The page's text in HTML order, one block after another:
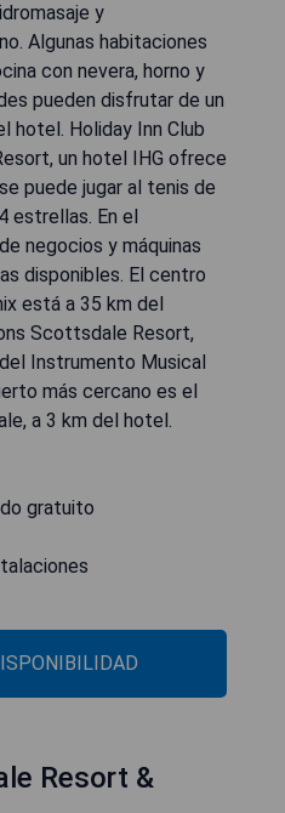
y
Algunas habitaciones
con nevera, horno y
pueden disfrutar de un
hotel. Holiday Inn Club
un hotel IHG ofrece
puede jugar al tenis de
estrellas. En el
negocios y máquinas
disponibles. El centro
está a 35 km del
Scottsdale Resort,
Instrumento Musical
más cercano es el
a 3 km del hotel.
gratuito
Resort &